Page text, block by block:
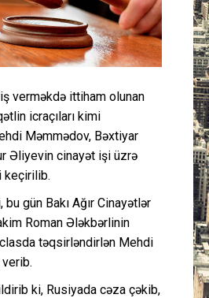
Layihə
Gündəm
Cəmiyyət
Peşə etikası
verməkdə ittiham olunan
icraçıları kimi
Məmmədov, Bəxtiyar
Əliyevin cinayət işi üzrə
keçirilib.
gün Bakı Ağır Cinayətlər
Roman Ələkbərlinin
təqsirləndirlən Mehdi
ki, Rusiyada cəza çəkib,